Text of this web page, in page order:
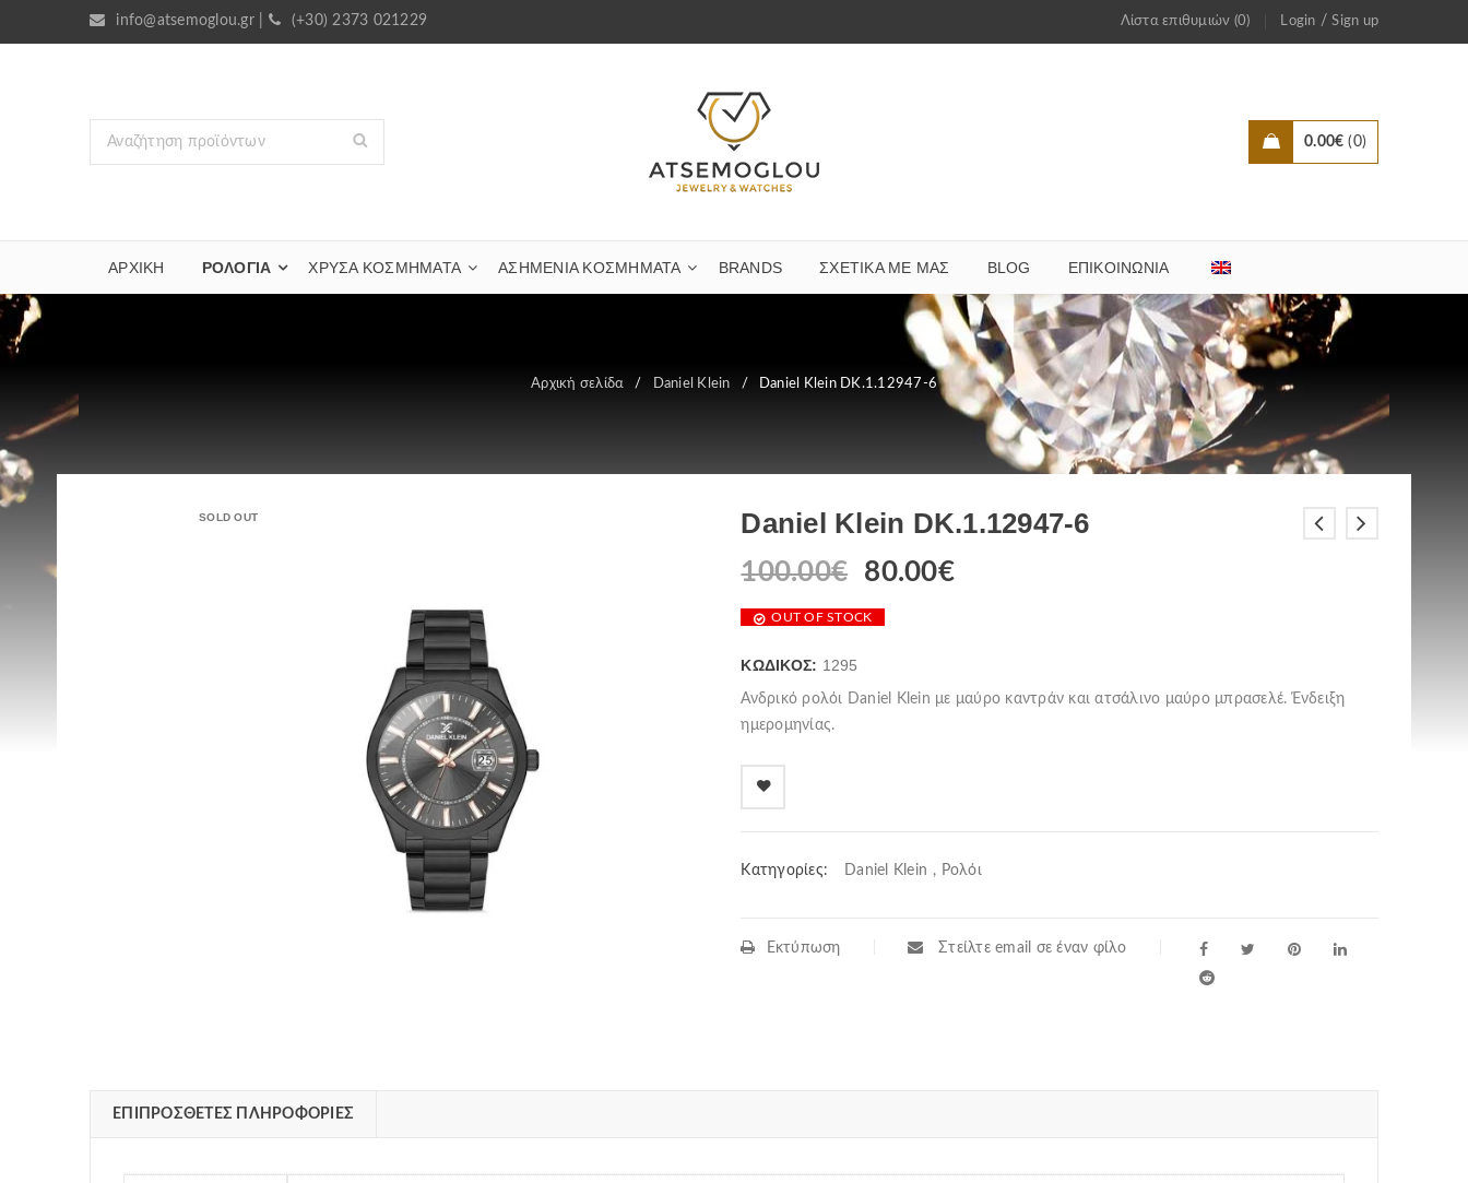
info@atsemoglou.gr| (+30) 2373 021229 Λίστα επιθυμιών (0) Login /Sign up
0.00€ 0
ΑΡΧΙΚΗ ΡΟΛΟΓΙΑ ΧΡΥΣΆ ΚΟΣΜΉΜΑΤΑ ΑΣΗΜΈΝΙΑ ΚΟΣΜΉΜΑΤΑ BRANDS ΣΧΕΤΙΚΆ ΜΕ ΜΑΣ BLOG ΕΠΙΚΟΙΝΩΝΊΑ
Αρχική σελίδα / Daniel Klein / Daniel Klein DK.1.12947-6
SOLD OUT Daniel Klein DK.1.12947-6
100.00€ 80.00€
OUT OF STOCK
ΚΩΔΙΚΌΣ: 1295
Ανδρικό ρολόι Daniel Klein με μαύρο καντράν και ατσάλινο μαύρο μπρασελέ. Ένδειξη
ημερομηνίας.
Κατηγορίες: Daniel Klein , Ρολόι
Εκτύπωση Στείλτε email σε έναν φίλο
ΕΠΙΠΡΌΣΘΕΤΕΣ ΠΛΗΡΟΦΟΡΊΕΣ